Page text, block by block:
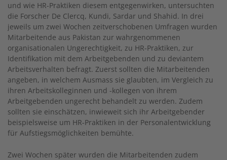
und wie HR-Praktiken diesem entgegenwirken, untersuchten
die Forscher De Clercq, Kundi, Sardar und Shahid. In drei
jeweils um zwei Wochen zeitverschobenen Umfragen wurden
Mitarbeitende aus Pakistan zur wahrgenommenen
organisationalen Ungerechtigkeit, zu HR-Praktiken, zur
Identifikation mit dem Arbeitgebenden und zu deviantem
Arbeitsverhalten befragt. Zuerst sollten die Mitarbeitenden
angeben, in welchem Ausmass sie glaubten, im Vergleich zu
ihren Arbeitskolleginnen und -kollegen von ihrem
Arbeitgebenden ungerecht behandelt zu werden. Zudem
sollten sie einschätzen, inwieweit sich ihr Arbeitgebender
beispielsweise um HR-Praktiken in der Personalentwicklung
für Aufstiegsmöglichkeiten bemühte.
Zwei Wochen später wurden die Mitarbeitenden zudem